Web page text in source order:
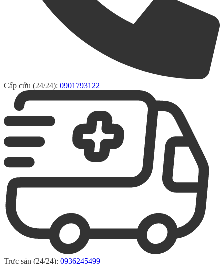
Cấp cứu (24/24): 0901793122
Trực sản (24/24): 0936245499